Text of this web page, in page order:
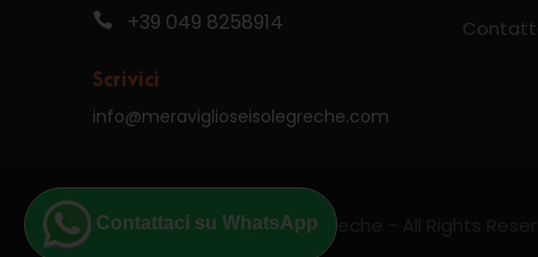
Contattaci su WhatsApp
+39 049 8258914
Scrivici
info@meraviglioseisolegreche.com
© 2024 Meravigliose isole greche - All Rights